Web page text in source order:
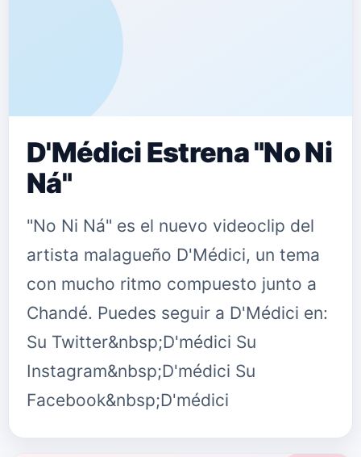
D'Médici Estrena "No Ni
Ná"
"No Ni Ná" es el nuevo videoclip del
artista malagueño D'Médici, un tema
con mucho ritmo compuesto junto a
Chandé. Puedes seguir a D'Médici en:
Su Twitter&nbsp;D'médici Su
Instagram&nbsp;D'médici Su
Facebook&nbsp;D'médici